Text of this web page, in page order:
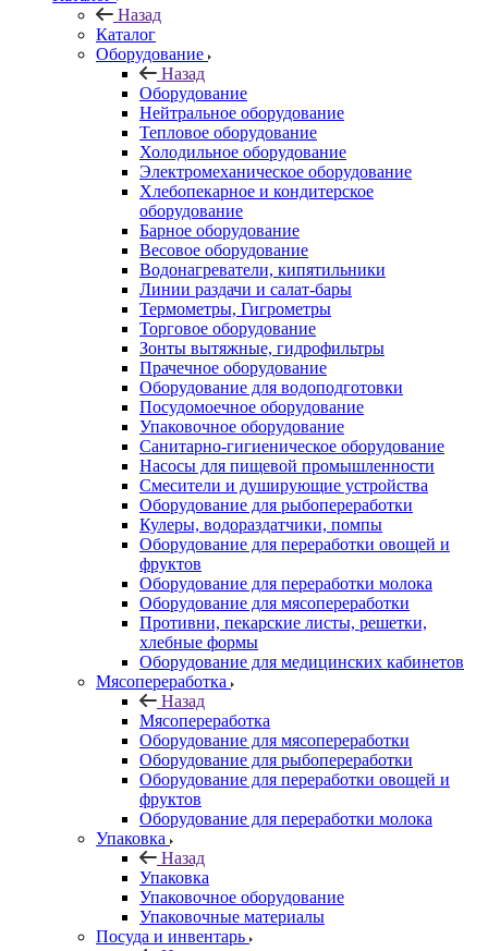
Назад
Каталог
Оборудование
Назад
Оборудование
Нейтральное оборудование
Тепловое оборудование
Холодильное оборудование
Электромеханическое оборудование
Хлебопекарное и кондитерское
оборудование
Барное оборудование
Весовое оборудование
Водонагреватели, кипятильники
Линии раздачи и салат-бары
Термометры, Гигрометры
Торговое оборудование
Зонты вытяжные, гидрофильтры
Прачечное оборудование
Оборудование для водоподготовки
Посудомоечное оборудование
Упаковочное оборудование
Санитарно-гигиеническое оборудование
Насосы для пищевой промышленности
Смесители и душирующие устройства
Оборудование для рыбопереработки
Кулеры, водораздатчики, помпы
Оборудование для переработки овощей и
фруктов
Оборудование для переработки молока
Оборудование для мясопереработки
Противни, пекарские листы, решетки,
хлебные формы
Оборудование для медицинских кабинетов
Мясопереработка
Назад
Мясопереработка
Оборудование для мясопереработки
Оборудование для рыбопереработки
Оборудование для переработки овощей и
фруктов
Оборудование для переработки молока
Упаковка
Назад
Упаковка
Упаковочное оборудование
Упаковочные материалы
Посуда и инвентарь